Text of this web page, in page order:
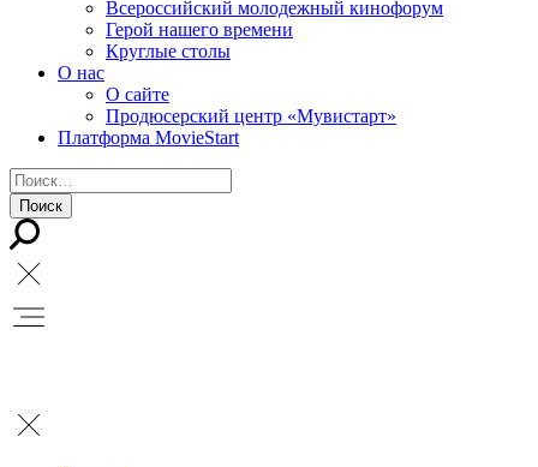
Всероссийский молодежный кинофорум
Герой нашего времени
Круглые столы
О нас
О сайте
Продюсерский центр «Мувистарт»
Платформа MovieStart